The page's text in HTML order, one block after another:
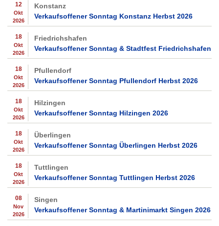
12
Okt
2026
Konstanz
Verkaufsoffener Sonntag Konstanz Herbst 2026
18
Okt
2026
Friedrichshafen
Verkaufsoffener Sonntag & Stadtfest Friedrichshafen
18
Okt
2026
Pfullendorf
Verkaufsoffener Sonntag Pfullendorf Herbst 2026
18
Okt
2026
Hilzingen
Verkaufsoffener Sonntag Hilzingen 2026
18
Okt
2026
Überlingen
Verkaufsoffener Sonntag Überlingen Herbst 2026
18
Okt
2026
Tuttlingen
Verkaufsoffener Sonntag Tuttlingen Herbst 2026
08
Nov
2026
Singen
Verkaufsoffener Sonntag & Martinimarkt Singen 2026